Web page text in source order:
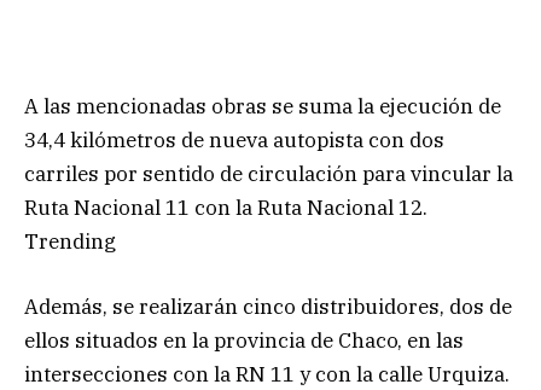
A las mencionadas obras se suma la ejecución de
34,4 kilómetros de nueva autopista con dos
carriles por sentido de circulación para vincular la
Ruta Nacional 11 con la Ruta Nacional 12.
Trending
Además, se realizarán cinco distribuidores, dos de
ellos situados en la provincia de Chaco, en las
intersecciones con la RN 11 y con la calle Urquiza.